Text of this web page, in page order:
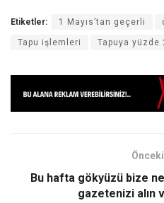
Etiketler: 1 Mayıs’tan geçerli
Tapu işlemleri Tapuya yüzde
Önceki
Bu hafta gökyüzü bize
gazetenizi alın